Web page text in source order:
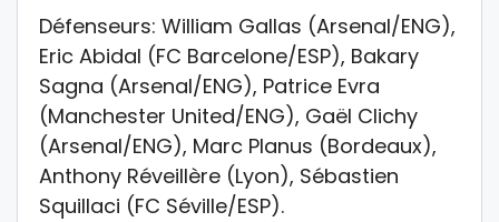
Défenseurs: William Gallas (Arsenal/ENG),
Eric Abidal (FC Barcelone/ESP), Bakary
Sagna (Arsenal/ENG), Patrice Evra
(Manchester United/ENG), Gaël Clichy
(Arsenal/ENG), Marc Planus (Bordeaux),
Anthony Réveillère (Lyon), Sébastien
Squillaci (FC Séville/ESP).